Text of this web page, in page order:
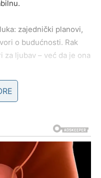
zajednički planovi,
o budućnosti. Rak
za ljubav – već da je ona
u vama budi osećaj
Kao da je srce
to neko ko poštuje vašu
i ko vas ne tera da